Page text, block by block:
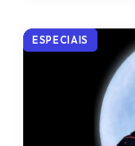
ESPECIAIS